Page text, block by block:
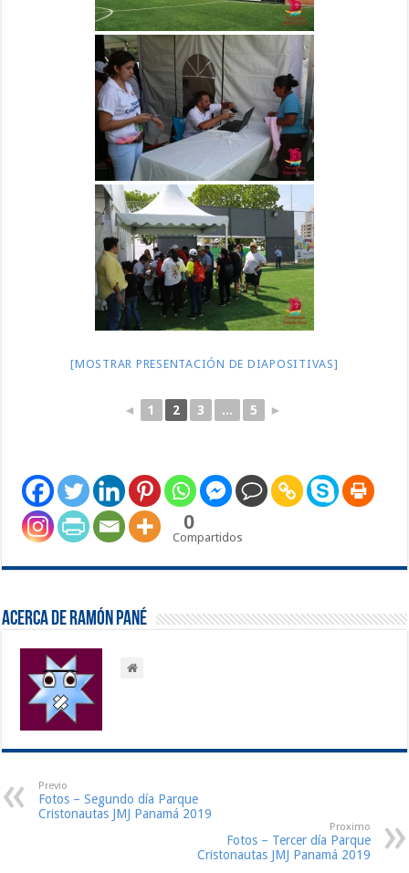
[MOSTRAR PRESENTACIÓN DE DIAPOSITIVAS]
◄ 1 2 3 ... 5 ►
0
Compartidos
Acerca de Ramón Pané
Previo
Fotos – Segundo día Parque
Cristonautas JMJ Panamá 2019
Proximo
Fotos – Tercer día Parque
Cristonautas JMJ Panamá 2019